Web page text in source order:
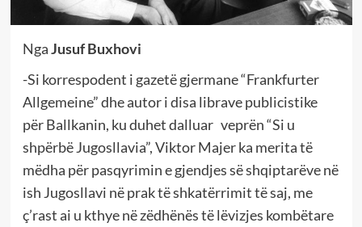
NgaJusuf Buxhovi
-Si korrespodent i gazetë gjermane “Frankfurter
Allgemeine” dhe autor i disa librave publicistike
për Ballkanin, ku duhet dalluar veprën “Si u
shpërbë Jugosllavia”, Viktor Majer ka merita të
mëdha për pasqyrimin e gjendjes së shqiptarëve në
ish Jugosllavi në prak të shkatërrimit të saj, me
ç’rast ai u kthye në zëdhënës të lëvizjes kombëtare